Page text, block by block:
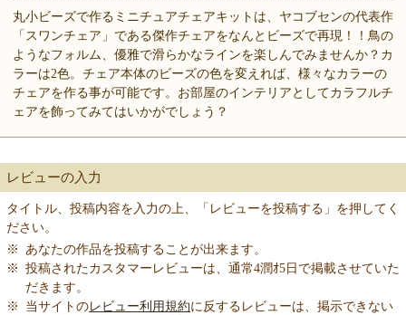
丸小ビーズで作るミニチュアチェアキットは、ヤコブセンの代表作
「スワンチェア」である傑作チェアをなんとビーズで再現！！鳥の
ようなフォルム、優雅で滑らかなラインを楽しんでみませんか？カ
ラーは2色。チェア本体のビーズの色を変えれば、様々なカラーの
チェアを作る事が可能です。お部屋のインテリアとしてカラフルチ
ェアを飾ってみてはいかがでしょう？
レビューの入力
タイトル、投稿内容を入力の上、「レビューを投稿する」を押してく
ださい。
※ あなたの作品を投稿することが出来ます。
※ 投稿されたカスタマーレビューは、通常4潤ｵ5日で掲載させていた
だきます。
※
当サイトのレビュー利用規約に反するレビューは、掲示できない